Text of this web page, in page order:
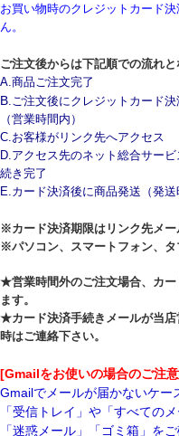
お買い物時のクレジットカード
ん。
ご注文後からは下記順での流れと
A.商品ご注文完了
B .ご注文後にクレジットカード
（営業時間内）
C.お客様がリンク先へアクセス
D.アクセス先のネット総合サー
続き完了
E.カード決済後に商品発送（発送
※カード決済期限はリンク先メー
※パソコン、スマートフォン、タ
★営業時間外のご注文場合、カー
ます。
★カード決済手続きメールが当
時はご連絡下さい。
[Gmailをお使いの場合のご注
Gmailでメールが届かないケー
「受信トレイ」や「すべての
「迷惑メール」「ゴミ箱」を